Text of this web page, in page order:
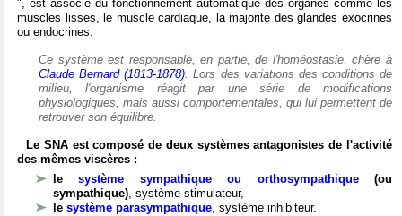
", est associé du fonctionnement automatique des organes comme les
muscles lisses, le muscle cardiaque, la majorité des glandes exocrines
ou endocrines.
Ce système est responsable, en partie, de l'homéostasie, chère à
Claude Bernard (1813-1878). Lors des variations des conditions de
milieu, l'organisme réagit par une série de modifications
physiologiques, mais aussi comportementales, qui lui permettent de
retrouver son équilibre.
Le SNA est composé de deux systèmes antagonistes de l'activité
des mêmes viscères :
lesystème sympathique ou orthosympathique(ou
sympathique), système stimulateur,
le système parasympathique, système inhibiteur.